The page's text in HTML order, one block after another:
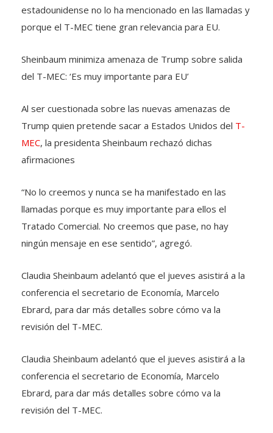
estadounidense no lo ha mencionado en las llamadas y
porque el T-MEC tiene gran relevancia para EU.
Sheinbaum minimiza amenaza de Trump sobre salida
del T-MEC: ‘Es muy importante para EU’
Al ser cuestionada sobre las nuevas amenazas de
Trump quien pretende sacar a Estados Unidos del T-
MEC, la presidenta Sheinbaum rechazó dichas
afirmaciones
“No lo creemos y nunca se ha manifestado en las
llamadas porque es muy importante para ellos el
Tratado Comercial. No creemos que pase, no hay
ningún mensaje en ese sentido”, agregó.
Claudia Sheinbaum adelantó que el jueves asistirá a la
conferencia el secretario de Economía, Marcelo
Ebrard, para dar más detalles sobre cómo va la
revisión del T-MEC.
Claudia Sheinbaum adelantó que el jueves asistirá a la
conferencia el secretario de Economía, Marcelo
Ebrard, para dar más detalles sobre cómo va la
revisión del T-MEC.